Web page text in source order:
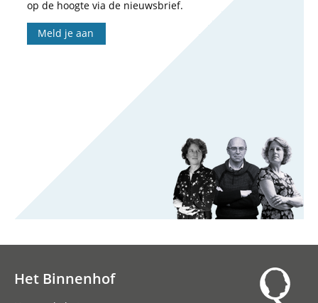
op de hoogte via de nieuwsbrief.
Meld je aan
Het Binnenhof